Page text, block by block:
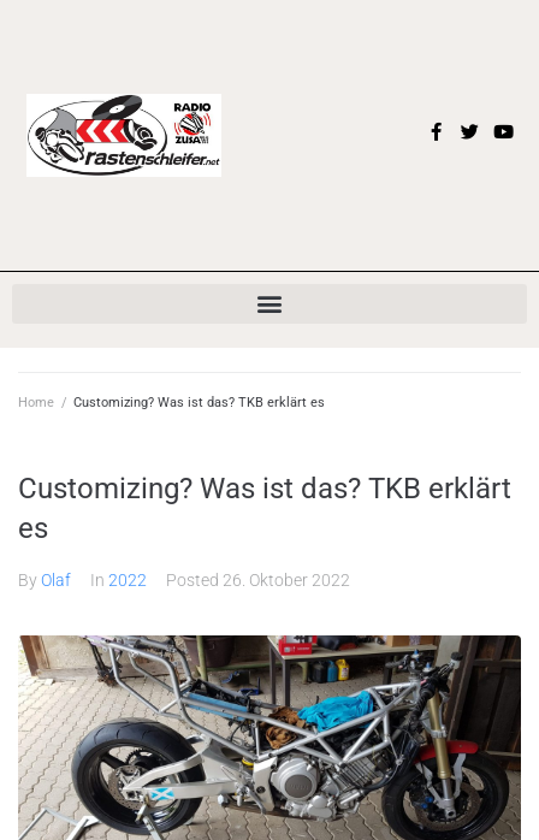
Home / Customizing? Was ist das? TKB erklärt es
Customizing? Was ist das? TKB erklärt
es
ByOlaf In 2022 Posted 26. Oktober 2022